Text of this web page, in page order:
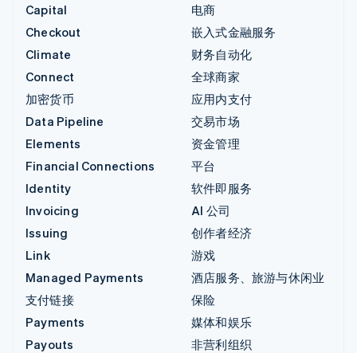
Capital
Checkout
Climate
Connect
加密货币
Data Pipeline
Elements
Financial Connections
Identity
Invoicing
Issuing
Link
Managed Payments
支付链接
Payments
Payouts
电商
嵌入式金融服务
财务自动化
全球商家
应用内支付
交易市场
资金管理
平台
软件即服务
AI 公司
创作者经济
游戏
酒店服务、旅游与休闲业
保险
媒体和娱乐
非营利组织